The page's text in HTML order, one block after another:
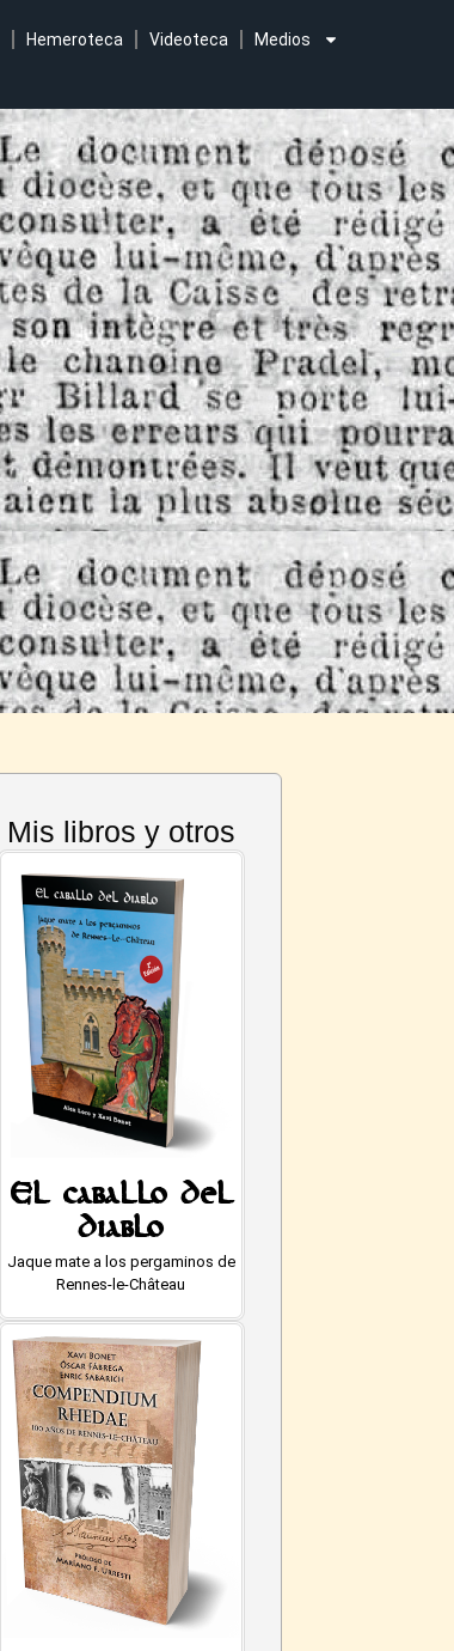
Hemeroteca Videoteca Medios
Mis libros y otros
El caballo del
diablo
Jaque mate a los pergaminos de
Rennes-le-Château